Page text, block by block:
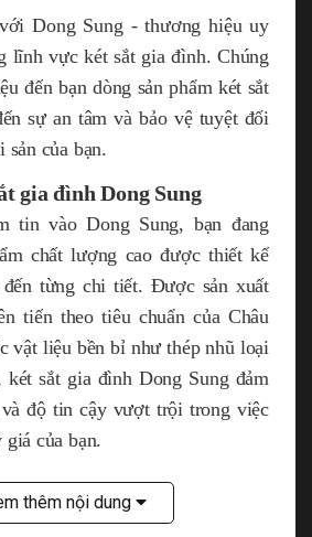
Dong Sung - thương hiệu uy
lĩnh vực két sắt gia đình. Chúng
đến bạn dòng sản phẩm két sắt
sự an tâm và bảo vệ tuyệt đối
sản của bạn.
gia đình Dong Sung
tin vào Dong Sung, bạn đang
chất lượng cao được thiết kế
từng chi tiết. Được sản xuất
tiến theo tiêu chuẩn của Châu
vật liệu bền bỉ như thép nhũ loại
két sắt gia đình Dong Sung đảm
độ tin cậy vượt trội trong việc
giá của bạn.
thêm nội dung